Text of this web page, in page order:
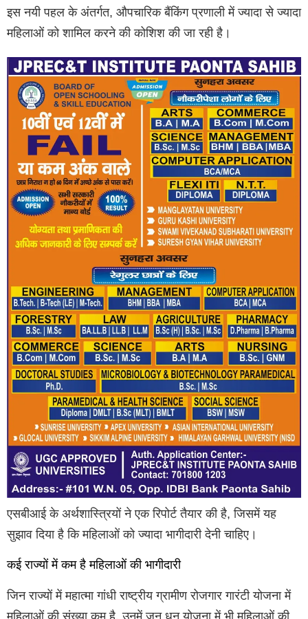
इस नयी पहल के अंतर्गत, औपचारिक बैंकिंग प्रणाली में ज्यादा से ज्यादा
महिलाओं को शामिल करने की कोशिश की जा रही है।
एसबीआई के अर्थशास्त्रियों ने एक रिपोर्ट तैयार की है, जिसमें यह
सुझाव दिया है कि महिलाओं को ज्यादा भागीदारी देनी चाहिए।
कई राज्यों में कम है महिलाओं की भागीदारी
जिन राज्यों में महात्मा गांधी राष्ट्रीय ग्रामीण रोजगार गारंटी योजना में
महिलाओं की संख्या कम है, उनमें जन धन योजना में भी महिलाओं की